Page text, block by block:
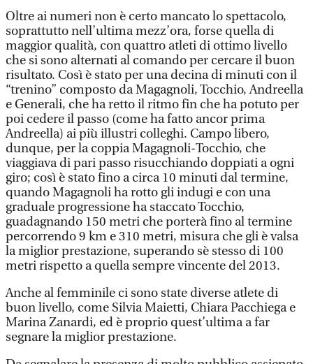
Oltre ai numeri non è certo mancato lo spettacolo,
soprattutto nell’ultima mezz’ora, forse quella di
maggior qualità, con quattro atleti di ottimo livello
che si sono alternati al comando per cercare il buon
risultato. Così è stato per una decina di minuti con il
“trenino” composto da Magagnoli, Tocchio, Andreella
e Generali, che ha retto il ritmo fin che ha potuto per
poi cedere il passo (come ha fatto ancor prima
Andreella) ai più illustri colleghi. Campo libero,
dunque, per la coppia Magagnoli-Tocchio, che
viaggiava di pari passo risucchiando doppiati a ogni
giro; così è stato fino a circa 10 minuti dal termine,
quando Magagnoli ha rotto gli indugi e con una
graduale progressione ha staccato Tocchio,
guadagnando 150 metri che porterà fino al termine
percorrendo 9 km e 310 metri, misura che gli è valsa
la miglior prestazione, superando sè stesso di 100
metri rispetto a quella sempre vincente del 2013.
Anche al femminile ci sono state diverse atlete di
buon livello, come Silvia Maietti, Chiara Pacchiega e
Marina Zanardi, ed è proprio quest’ultima a far
segnare la miglior prestazione.